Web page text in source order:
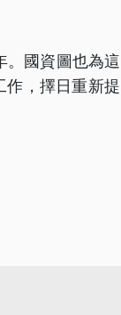
。國資圖也為這
作，擇日重新提